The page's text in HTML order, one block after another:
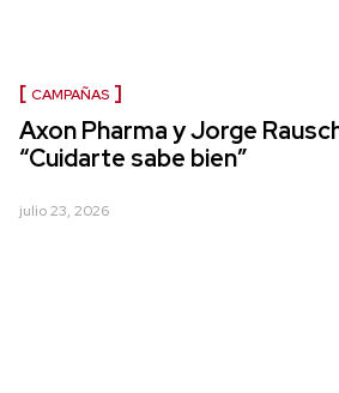
CAMPAÑAS
Axon Pharma y Jorge
“Cuidarte sabe bien”
julio 23, 2026